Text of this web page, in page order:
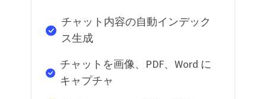
チャット内容の自動インデック
ス生成
チャットを画像、PDF、Word に
キャプチャ